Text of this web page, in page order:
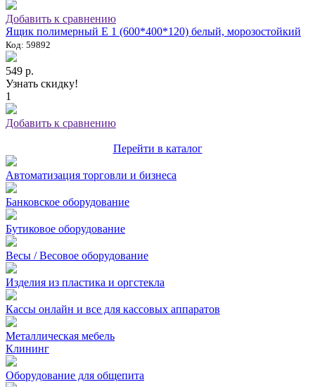
Добавить к сравнению
Ящик полимерный E 1 (600*400*120) белый, морозостойкий
Код: 59892
549 р.
Узнать скидку!
1
Добавить к сравнению
Перейти в каталог
Автоматизация торговли и бизнеса
Банковское оборудование
Бутиковое оборудование
Весы / Весовое оборудование
Изделия из пластика и оргстекла
Кассы онлайн и все для кассовых аппаратов
Металлическая мебель
Клининг
Оборудование для общепита